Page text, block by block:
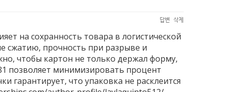
답변 삭제
на сохранность товара в логистической
сжатию, прочность при разрыве и
чтобы картон не только держал форму,
позволяет минимизировать процент
гарантирует, что упаковка не расклеится